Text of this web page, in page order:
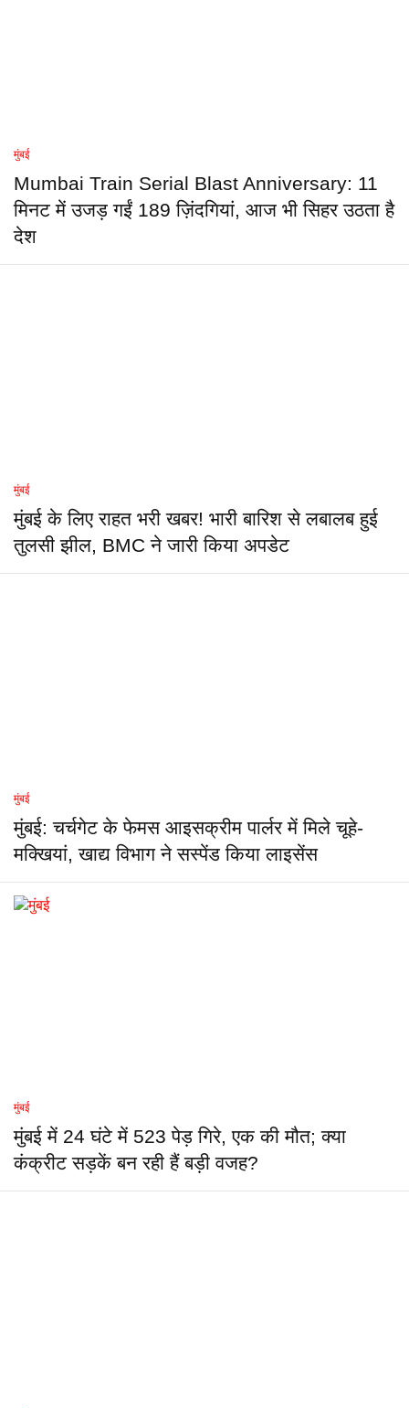
मुंबई
Mumbai Train Serial Blast Anniversary: 11
मिनट में उजड़ गईं 189 ज़िंदगियां, आज भी सिहर उठता है
देश
मुंबई
मुंबई के लिए राहत भरी खबर! भारी बारिश से लबालब हुई
तुलसी झील, BMC ने जारी किया अपडेट
मुंबई
मुंबई: चर्चगेट के फेमस आइसक्रीम पार्लर में मिले चूहे-
मक्खियां, खाद्य विभाग ने सस्पेंड किया लाइसेंस
मुंबई
मुंबई में 24 घंटे में 523 पेड़ गिरे, एक की मौत; क्या
कंक्रीट सड़कें बन रही हैं बड़ी वजह?